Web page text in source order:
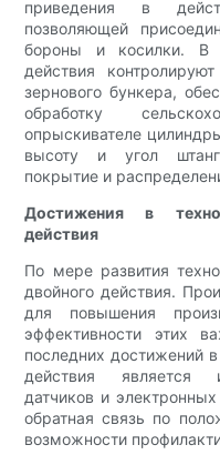
приведения в
позволяющей
бороны и косилки. В
действия
зернового бункера,
обработку
опрыскивателе
высоту и угол
покрытие и
Достижения в
действия
По мере развития
двойного действия.
для повышения
эффективности этих
последних достижений
действия является
датчиков и
обратная связь по
возможности